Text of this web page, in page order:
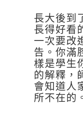
長大後到
長得好看
一次要改
告。你滿
樣是學生
的解釋，
會知道人
所不在的